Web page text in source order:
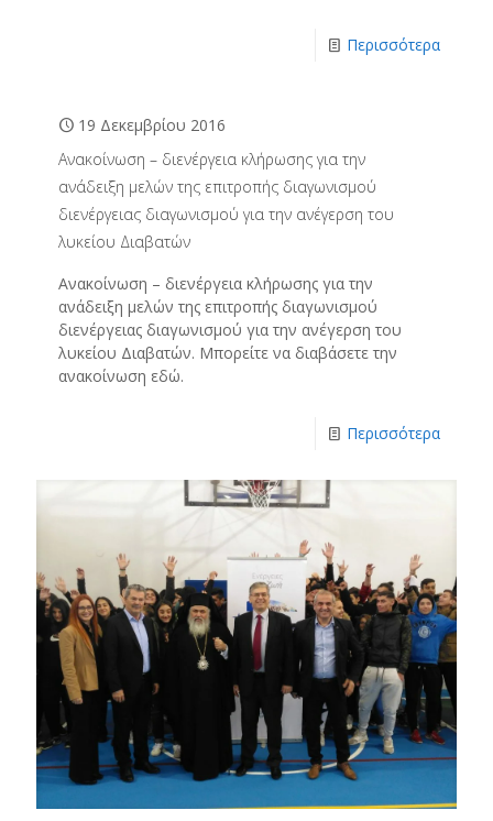
Περισσότερα
19 Δεκεμβρίου 2016
Aνακοίνωση – διενέργεια κλήρωσης για την
ανάδειξη μελών της επιτροπής διαγωνισμού
διενέργειας διαγωνισμού για την ανέγερση του
λυκείου Διαβατών
Aνακοίνωση – διενέργεια κλήρωσης για την
ανάδειξη μελών της επιτροπής διαγωνισμού
διενέργειας διαγωνισμού για την ανέγερση του
λυκείου Διαβατών. Μπορείτε να διαβάσετε την
ανακοίνωση εδώ.
Περισσότερα